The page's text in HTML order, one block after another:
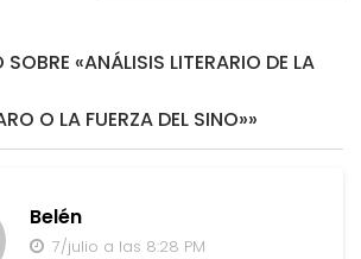
«ANÁLISIS LITERARIO DE LA
O LA FUERZA DEL SINO»»
Belén
7/julio a las 8:28 PM